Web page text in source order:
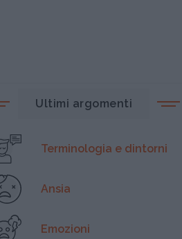
Ultimi argomenti
Terminologia e dintorni
Ansia
Emozioni